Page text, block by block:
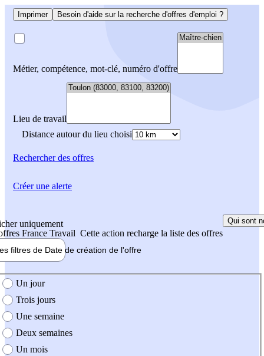
Imprimer Besoin d'aide sur la recherche d'offres d'emploi ?
Métier, compétence, mot-clé, numéro d'offre
Lieu de travail
Distance autour du lieu choisi
Rechercherdes offres
uniquement
France Travail Cette action recharge la liste des offres
Qui sont
filtres de Date de création de l'offre
création de l'offre
Un jour
Trois jours
Une semaine
Deux semaines
Un mois
Créer une alerte